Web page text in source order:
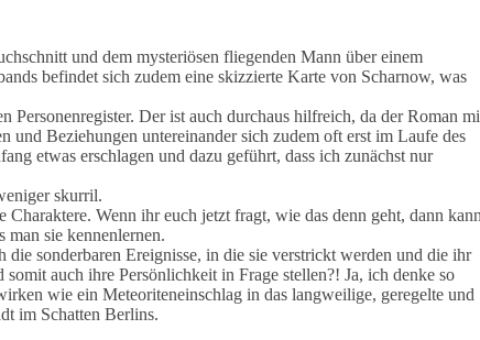
und dem mysteriösen fliegenden Mann über einem
befindet sich zudem eine skizzierte Karte von Scharnow, was
Personenregister. Der ist auch durchaus hilfreich, da der Roman
und Beziehungen untereinander sich zudem oft erst im Laufe des
etwas erschlagen und dazu geführt, dass ich zunächst nur
skurril.
Wenn ihr euch jetzt fragt, wie das denn geht, dann kann
sie kennenlernen.
sonderbaren Ereignisse, in die sie verstrickt werden und die ihr
auch ihre Persönlichkeit in Frage stellen?! Ja, ich denke so
wie ein Meteoriteneinschlag in das langweilige, geregelte und
im Schatten Berlins.